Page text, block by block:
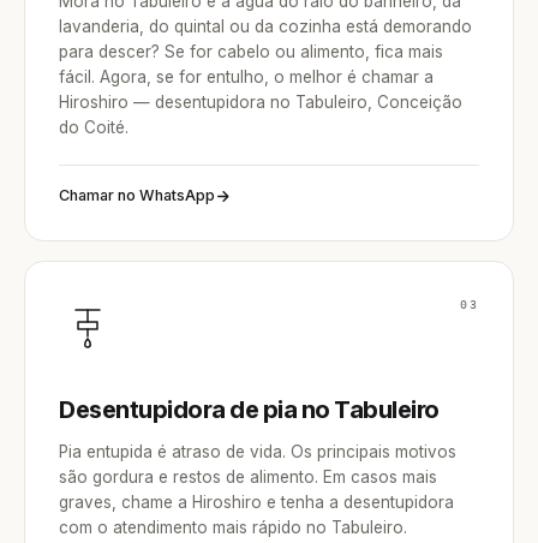
lavanderia, do quintal ou da cozinha está demorando
para descer? Se for cabelo ou alimento, fica mais
fácil. Agora, se for entulho, o melhor é chamar a
Hiroshiro — desentupidora no Tabuleiro, Conceição
do Coité.
Chamar no WhatsApp
03
Desentupidora de pia no Tabuleiro
Pia entupida é atraso de vida. Os principais motivos
são gordura e restos de alimento. Em casos mais
graves, chame a Hiroshiro e tenha a desentupidora
com o atendimento mais rápido no Tabuleiro.